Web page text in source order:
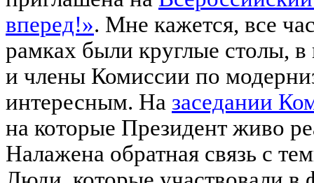
вперед!». Мне кажется, все
рамках были круглые столы,
и члены Комиссии по
интересным. На заседании
на которые Президент живо
Налажена обратная связь с